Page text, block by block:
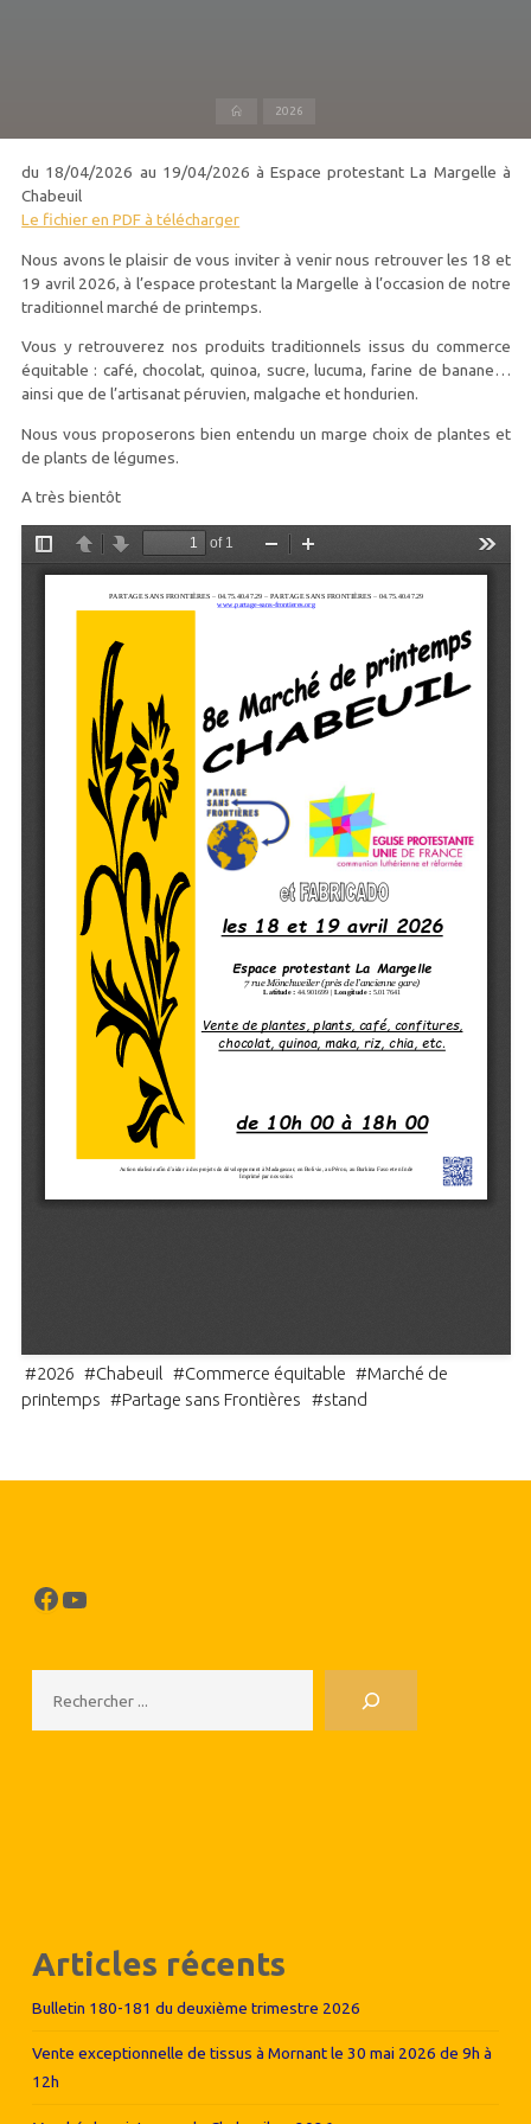
Accueil2026
du 18/04/2026 au 19/04/2026 à Espace protestant La Margelle à
Chabeuil
Le fichier en PDF à télécharger
Nous avons le plaisir de vous inviter à venir nous retrouver les 18 et
19 avril 2026, à l’espace protestant la Margelle à l’occasion de notre
traditionnel marché de printemps.
Vous y retrouverez nos produits traditionnels issus du commerce
équitable : café, chocolat, quinoa, sucre, lucuma, farine de banane…
ainsi que de l’artisanat péruvien, malgache et hondurien.
Nous vous proposerons bien entendu un marge choix de plantes et
de plants de légumes.
A très bientôt
#2026 #Chabeuil #Commerce équitable #Marché de
printemps #Partage sans Frontières #stand
Facebook
YouTube
Articles récents
Bulletin 180-181 du deuxième trimestre 2026
Vente exceptionnelle de tissus à Mornant le 30 mai 2026 de 9h à
12h